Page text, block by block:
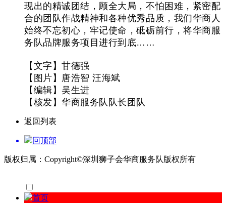
现出的精诚团结，顾全大局，不怕困难，紧密配
合的团队作战精神和各种优秀品质，我们华商人
始终不忘初心，牢记使命，砥砺前行，将华商服
务队品牌服务项目进行到底……
【文字】甘德强
【图片】唐浩智 汪海斌
【编辑】吴生进
【核发】华商服务队队长团队
返回列表
回顶部
版权归属：Copyright©深圳狮子会华商服务队版权所有
首页